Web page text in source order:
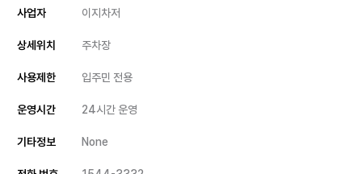
사업자 이지차저
상세위치 주차장
사용제한 입주민 전용
운영시간 24시간 운영
기타정보 None